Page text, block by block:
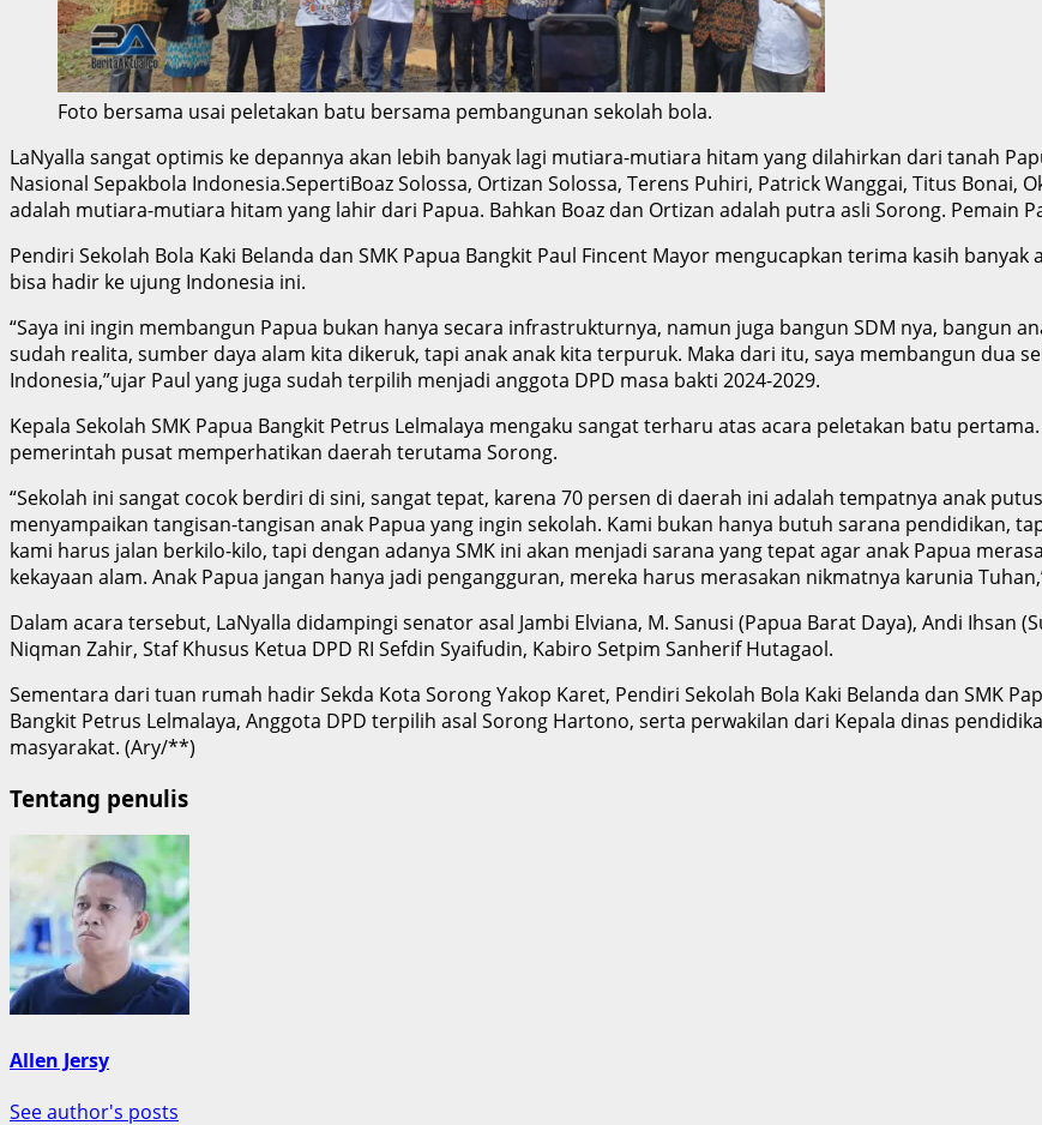
Foto bersama usai peletakan batu bersama pembangunan sekolah bola.
LaNyalla sangat optimis ke depannya akan lebih banyak lagi mutiara-mutiara hitam yang dilahirkan dari tanah
Nasional Sepakbola Indonesia.SepertiBoaz Solossa, Ortizan Solossa, Terens Puhiri, Patrick Wanggai, Titus Bonai,
adalah mutiara-mutiara hitam yang lahir dari Papua. Bahkan Boaz dan Ortizan adalah putra asli Sorong. Pemain
Pendiri Sekolah Bola Kaki Belanda dan SMK Papua Bangkit Paul Fincent Mayor mengucapkan terima kasih
bisa hadir ke ujung Indonesia ini.
“Saya ini ingin membangun Papua bukan hanya secara infrastrukturnya, namun juga bangun SDM nya, bangun
sudah realita, sumber daya alam kita dikeruk, tapi anak anak kita terpuruk. Maka dari itu, saya membangun dua
Indonesia,”ujar Paul yang juga sudah terpilih menjadi anggota DPD masa bakti 2024-2029.
Kepala Sekolah SMK Papua Bangkit Petrus Lelmalaya mengaku sangat terharu atas acara peletakan batu
pemerintah pusat memperhatikan daerah terutama Sorong.
“Sekolah ini sangat cocok berdiri di sini, sangat tepat, karena 70 persen di daerah ini adalah tempatnya anak
menyampaikan tangisan-tangisan anak Papua yang ingin sekolah. Kami bukan hanya butuh sarana pendidikan,
kami harus jalan berkilo-kilo, tapi dengan adanya SMK ini akan menjadi sarana yang tepat agar anak Papua
kekayaan alam. Anak Papua jangan hanya jadi pengangguran, mereka harus merasakan nikmatnya karunia
Dalam acara tersebut, LaNyalla didampingi senator asal Jambi Elviana, M. Sanusi (Papua Barat Daya), Andi Ihsan
Niqman Zahir, Staf Khusus Ketua DPD RI Sefdin Syaifudin, Kabiro Setpim Sanherif Hutagaol.
Sementara dari tuan rumah hadir Sekda Kota Sorong Yakop Karet, Pendiri Sekolah Bola Kaki Belanda dan SMK
Bangkit Petrus Lelmalaya, Anggota DPD terpilih asal Sorong Hartono, serta perwakilan dari Kepala dinas
masyarakat. (Ary/**)
Tentang penulis
Allen Jersy
See author's posts